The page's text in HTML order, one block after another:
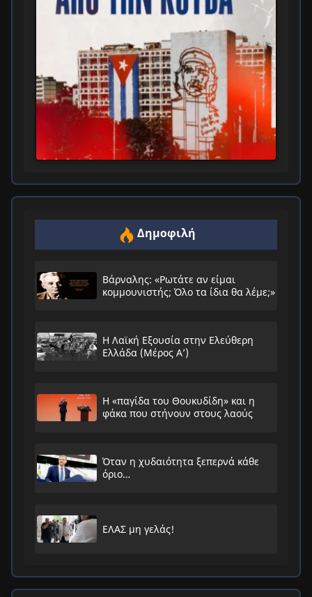
Δημοφιλή
Βάρναλης: «Ρωτάτε αν είμαι
κομμουνιστής; Όλο τα ίδια θα λέμε;»
Η Λαϊκή Εξουσία στην Ελεύθερη
Ελλάδα (Μέρος Α’)
Η «παγίδα του Θουκυδίδη» και η
φάκα που στήνουν στους λαούς
Όταν η χυδαιότητα ξεπερνά κάθε
όριο…
ΕΛΑΣ μη γελάς!